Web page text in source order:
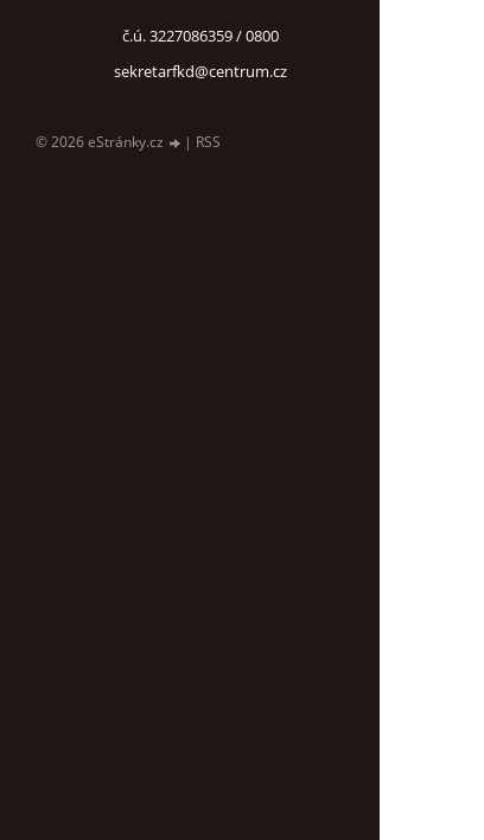
č.ú. 3227086359 / 0800
sekretarfkd@centrum.cz
© 2026 eStránky.cz | RSS